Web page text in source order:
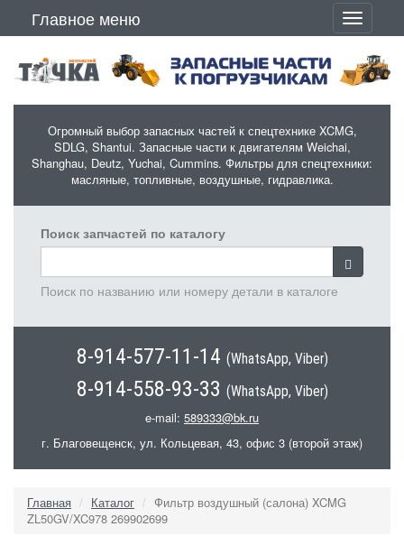
Главное меню
Toggle
Огромный выбор запасных частей к спецтехнике XCMG,
SDLG, Shantui. Запасные части к двигателям Weichai,
Shanghau, Deutz, Yuchai, Cummins. Фильтры для спецтехники:
масляные, топливные, воздушные, гидравлика.
Поиск запчастей по каталогу
Поиск по названию или номеру детали в каталоге
8-914-577-11-14 (WhatsApp, Viber)
8-914-558-93-33 (WhatsApp, Viber)
e-mail: 589333@bk.ru
г. Благовещенск, ул. Кольцевая, 43, офис 3 (второй этаж)
Главная Каталог
Фильтр воздушный (салона) XCMG
ZL50GV/XC978 269902699